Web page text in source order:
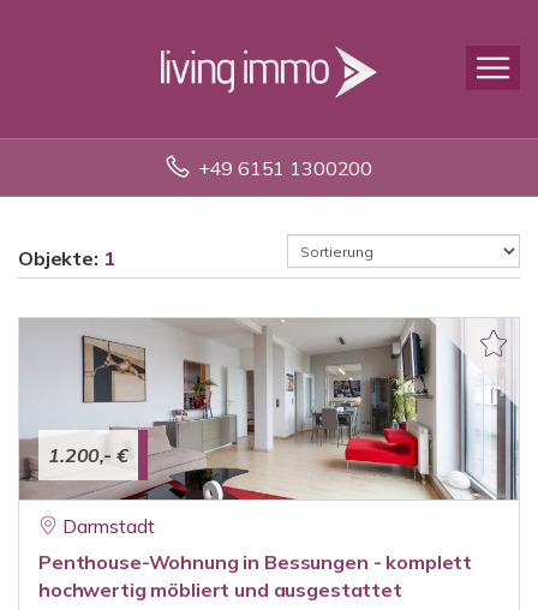
+49 6151 1300200
Objekte: 1
1.200,- €
Darmstadt
Penthouse-Wohnung in Bessungen - komplett
hochwertig möbliert und ausgestattet